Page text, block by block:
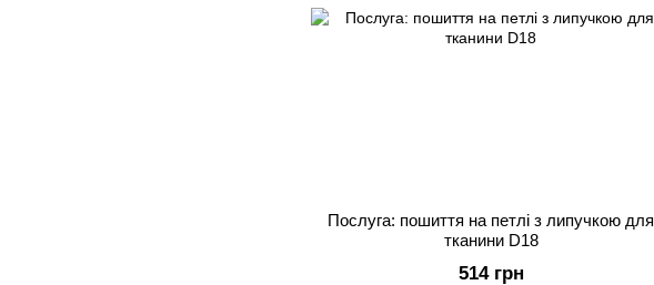
Послуга: пошиття на петлі з липучкою для
тканини D18
514 грн